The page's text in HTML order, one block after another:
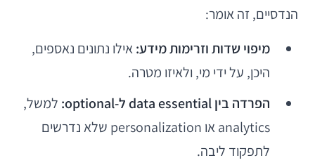
הנדסיים, זה אומר:
מיפוי שדות וזרימות מידע:אילו נתונים נאספים,
היכן, על ידי מי, ולאיזו מטרה.
הפרדה בין data essential ל-optional:
למשל,
analytics או personalization שלא נדרשים
לתפקוד ליבה.